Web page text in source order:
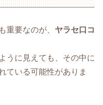
重要なのが、 ヤラセ口コ
うに見えても、その中に
ている可能性がありま